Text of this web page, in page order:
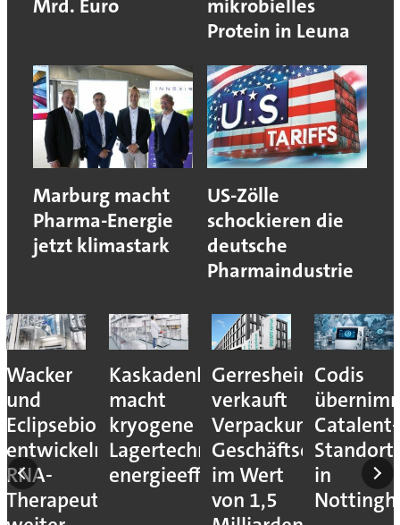
Mrd. Euro
mikrobielles
Protein in Leuna
Marburg macht
Pharma-Energie
jetzt klimastark
US-Zölle
schockieren die
deutsche
Pharmaindustrie
Wacker
und
Eclipsebio
entwickeln
RNA-
Therapeutika
Kaskadenkonzept
macht
kryogene
Lagertechnik
energieeffizienter
Gerresheimer
verkauft
Verpackungs-
Geschäftseinheiten
im Wert
von 1,5
Codis
Catalent-
Standort
in